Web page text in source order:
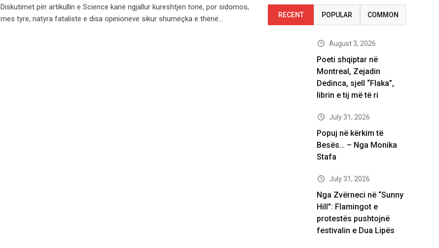
Diskutimet për artikullin e Science kanë ngjallur kureshtjen tonë, por sidomos,
mes tyre, natyra fataliste e disa opinioneve sikur shumëçka e thënë…
RECENT POPULAR COMMON
August 3, 2026
Poeti shqiptar në
Montreal, Zejadin
Dedinca, sjell “Flaka”,
librin e tij më të ri
July 31, 2026
Popuj në kërkim të
Besës… – Nga Monika
Stafa
July 31, 2026
Nga Zvërneci në “Sunny
Hill”: Flamingot e
protestës pushtojnë
festivalin e Dua Lipës